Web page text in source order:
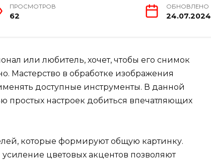
ПРОСМОТРОВ
62
ОБНОВЛЕНО
24.07.2024
или любитель, хочет, чтобы его снимок
Мастерство в обработке изображения
доступные инструменты. В данной
простых настроек добиться впечатляющих
которые формируют общую картинку.
цветовых акцентов позволяют